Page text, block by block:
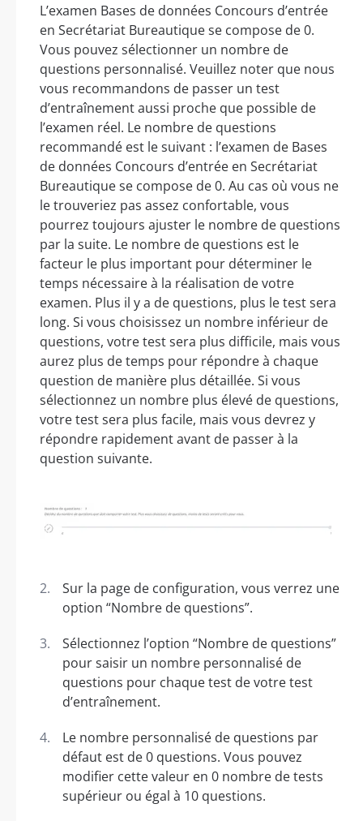
L’examen Bases de données Concours d’entrée
en Secrétariat Bureautique se compose de 0.
Vous pouvez sélectionner un nombre de
questions personnalisé. Veuillez noter que nous
vous recommandons de passer un test
d’entraînement aussi proche que possible de
l’examen réel. Le nombre de questions
recommandé est le suivant : l’examen de Bases
de données Concours d’entrée en Secrétariat
Bureautique se compose de 0. Au cas où vous ne
le trouveriez pas assez confortable, vous
pourrez toujours ajuster le nombre de questions
par la suite. Le nombre de questions est le
facteur le plus important pour déterminer le
temps nécessaire à la réalisation de votre
examen. Plus il y a de questions, plus le test sera
long. Si vous choisissez un nombre inférieur de
questions, votre test sera plus difficile, mais vous
aurez plus de temps pour répondre à chaque
question de manière plus détaillée. Si vous
sélectionnez un nombre plus élevé de questions,
votre test sera plus facile, mais vous devrez y
répondre rapidement avant de passer à la
question suivante.
Sur la page de configuration, vous verrez une
option “Nombre de questions”.
Sélectionnez l’option “Nombre de questions”
pour saisir un nombre personnalisé de
questions pour chaque test de votre test
d’entraînement.
Le nombre personnalisé de questions par
défaut est de 0 questions. Vous pouvez
modifier cette valeur en 0 nombre de tests
supérieur ou égal à 10 questions.